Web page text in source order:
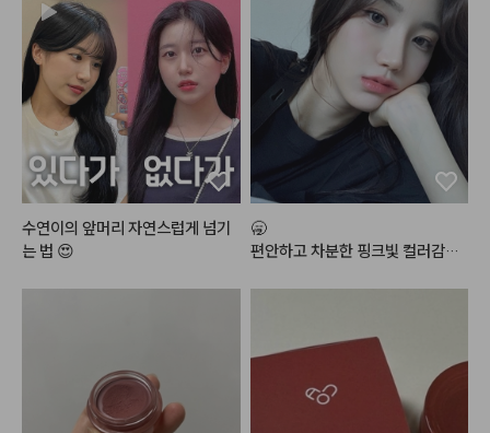
#어네이즈 #레삐#결에센스
#
매직기
#테슬컷 #진주쌤
수연이의 앞머리 자연스럽게 넘기
는 법 😍
🥱
편안하고 차분한 핑크빛 컬러감으